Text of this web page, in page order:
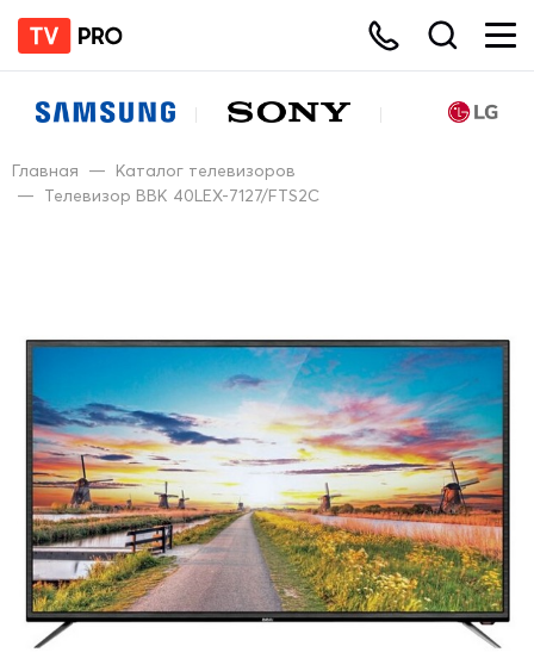
Главная — Каталог телевизоров
— Телевизор BBK 40LEX-7127/FTS2C